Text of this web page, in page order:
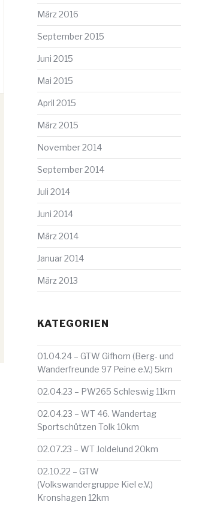
März 2016
September 2015
Juni 2015
Mai 2015
April 2015
März 2015
November 2014
September 2014
Juli 2014
Juni 2014
März 2014
Januar 2014
März 2013
KATEGORIEN
01.04.24 – GTW Gifhorn (Berg- und
Wanderfreunde 97 Peine e.V.) 5km
02.04.23 – PW265 Schleswig 11km
02.04.23 – WT 46. Wandertag
Sportschützen Tolk 10km
02.07.23 – WT Joldelund 20km
02.10.22 – GTW
(Volkswandergruppe Kiel e.V.)
Kronshagen 12km